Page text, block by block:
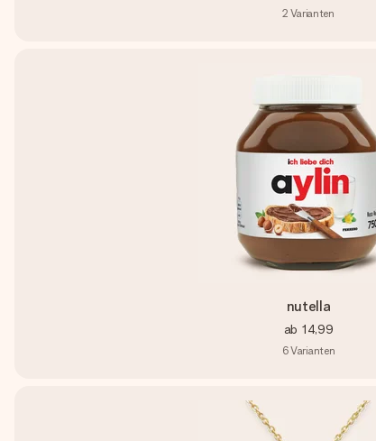
2 Varianten
nutella
ab 14,99
6Varianten